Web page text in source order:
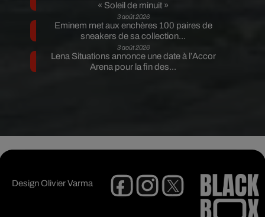
« Soleil de minuit »
3 août 2026
Eminem met aux enchères 100 paires de
sneakers de sa collection...
3 août 2026
Lena Situations annonce une date à l’Accor
Arena pour la fin des...
DesignOlivier Varma